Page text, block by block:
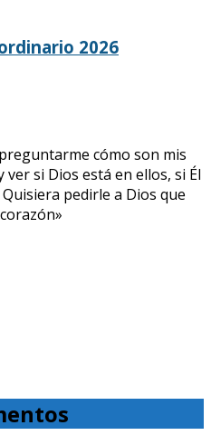
2026
cómo son mis
si Dios está en ellos, si Él
pedirle a Dios que